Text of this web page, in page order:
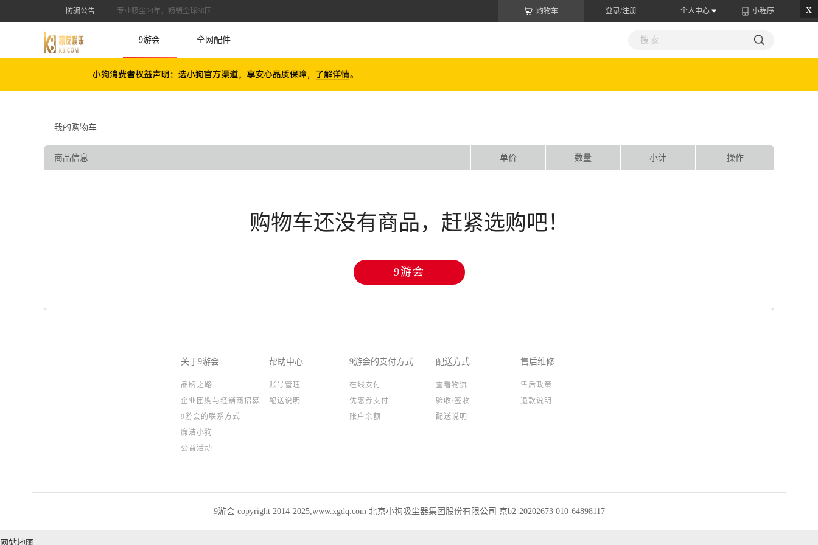
x
防骗公告 专业吸尘24年，畅销全球86国 购物车 登录/注册 个人中心 小程序
9游会 全网配件
我的购物车
商品信息 单价 数量 小计 操作
购物车还没有商品，赶紧选购吧！
9游会
关于9游会
品牌之路
企业团购与经销商招募
9游会的联系方式
廉洁小狗
公益活动
帮助中心
账号管理
配送说明
9游会的支付方式
在线支付
优惠券支付
账户余额
配送方式
查看物流
验收/签收
配送说明
售后维修
售后政策
退款说明
9游会 copyright 2014-2025,www.xgdq.com 北京小狗吸尘器集团股份有限公司 京b2-20202673 010-64898117
网站地图